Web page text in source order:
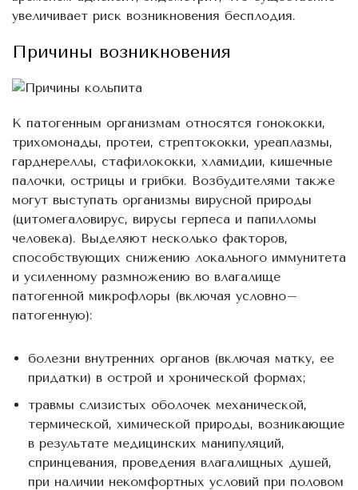
увеличивает риск возникновения бесплодия.
Причины возникновения
К патогенным организмам относятся гонококки,
трихомонады, протеи, стрептококки, уреаплазмы,
гарднереллы, стафилококки, хламидии, кишечные
палочки, острицы и грибки. Возбудителями также
могут выступать организмы вирусной природы
(цитомегаловирус, вирусы герпеса и папилломы
человека). Выделяют несколько факторов,
способствующих снижению локального иммунитета
и усиленному размножению во влагалище
патогенной микрофлоры (включая условно–
патогенную):
болезни внутренних органов (включая матку, ее
придатки) в острой и хронической формах;
травмы слизистых оболочек механической,
термической, химической природы, возникающие
в результате медицинских манипуляций,
спринцевания, проведения влагалищных душей,
при наличии некомфортных условий при половом